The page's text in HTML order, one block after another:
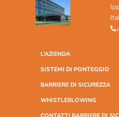
L’AZIENDA
SISTEMI DI PONTEGGIO
BARRIERE DI SICUREZZA
WHISTLEBLOWING